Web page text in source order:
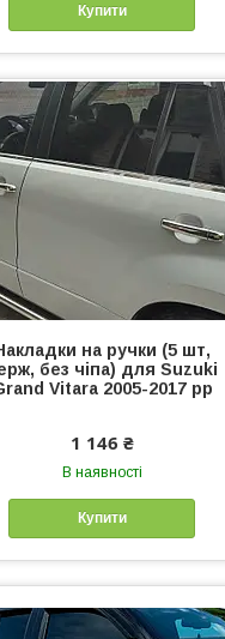
Купити
на ручки (5 шт,
без чіпа) для Suzuki
Vitara 2005-2017 рр
1 146 ₴
В наявності
Купити